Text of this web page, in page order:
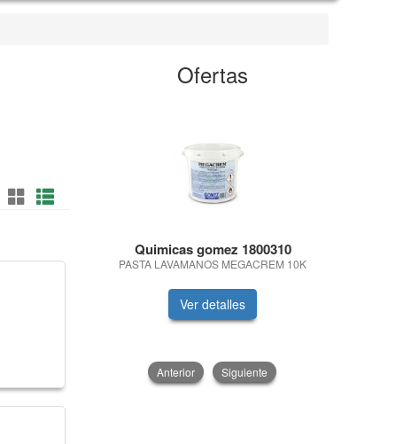
Ofertas
Quimicas gomez 1800310
PASTA LAVAMANOS MEGACREM 10K
Ver detalles
Anterior Siguiente